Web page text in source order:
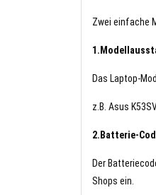
Zwei einfache
Das Laptop-
z.B. Asus
2.Batterie-
Der
Shops ein.